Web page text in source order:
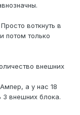
воткнуть в
потом только
внешних
а у нас 18
3 внешних блока.